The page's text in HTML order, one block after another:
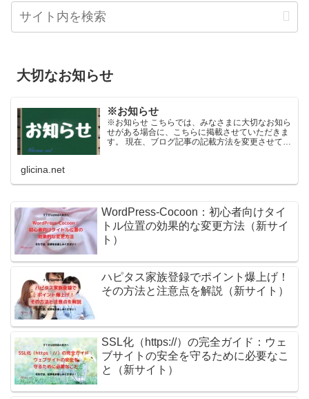
大切なお知らせ
※お知らせ
※お知らせ こちらでは、みなさまに大切なお知ら
せがある場合に、こちらに掲載させていただきま
す。 現在、ブログ記事の記載方法を変更させてい
glicina.net
WordPress-Cocoon：初心者向けタイ
トル位置の効果的な変更方法（新サイ
ト）
ハピタス家族登録でポイント爆上げ！
その方法と注意点を解説（新サイト）
SSL化（https://）の完全ガイド：ウェ
ブサイトの安全を守るために必要なこ
と（新サイト）